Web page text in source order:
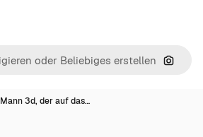
Nach
Mann 3d, der auf das…